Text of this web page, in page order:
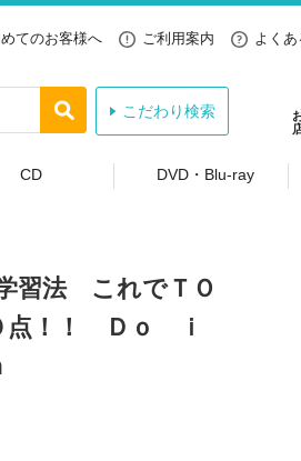
てのお客様へ ご利用案内 よく
こだわり検索
CD DVD・Blu-ray
習法 これでＴＯ
点！！ Ｄｏ ｉ